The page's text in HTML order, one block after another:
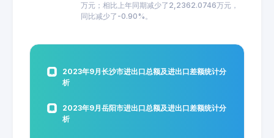
万元；相比上年同期减少了2,2362.0746万元，
同比减少了-0.90%。
2023年9月长沙市进出口总额及进出口差额统计分
析
2023年9月岳阳市进出口总额及进出口差额统计分
析